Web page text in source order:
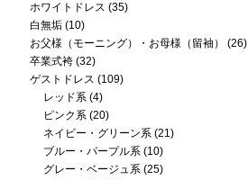
ホワイトドレス (35)
白無垢(10)
お父様（モーニング）・お母様（留袖）
(26)
卒業式袴(32)
ゲストドレス (109)
レッド系(4)
ピンク系(20)
ネイビー・グリーン系(21)
ブルー・パープル系(10)
グレー・ベージュ系(25)